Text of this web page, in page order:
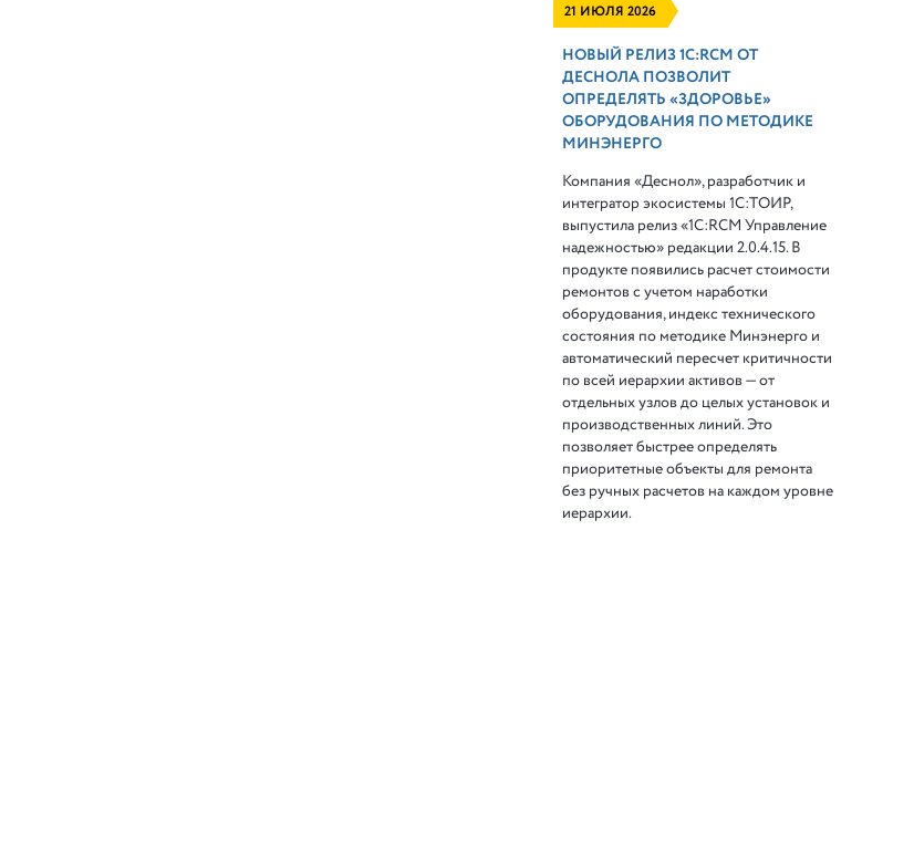
21 ИЮЛЯ 2026
НОВЫЙ РЕЛИЗ 1С:RCM ОТ
ДЕСНОЛА ПОЗВОЛИТ
ОПРЕДЕЛЯТЬ «ЗДОРОВЬЕ»
ОБОРУДОВАНИЯ ПО МЕТОДИКЕ
МИНЭНЕРГО
Компания «Деснол», разработчик и
интегратор экосистемы 1С:ТОИР,
выпустила релиз «1С:RCM Управление
надежностью» редакции 2.0.4.15. В
продукте появились расчет стоимости
ремонтов с учетом наработки
оборудования, индекс технического
состояния по методике Минэнерго и
автоматический пересчет критичности
по всей иерархии активов — от
отдельных узлов до целых установок и
производственных линий. Это
позволяет быстрее определять
приоритетные объекты для ремонта
без ручных расчетов на каждом уровне
иерархии.